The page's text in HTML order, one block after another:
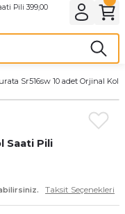
& ELEKTRİK
Sr516sw 10 adet Orjinal Kol
Saati Pili
Taksit Seçenekleri